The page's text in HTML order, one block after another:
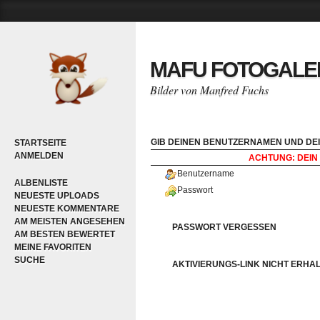
STARTSEITE
ANMELDEN
ALBENLISTE
NEUESTE UPLOADS
NEUESTE KOMMENTARE
AM MEISTEN ANGESEHEN
AM BESTEN BEWERTET
MEINE FAVORITEN
SUCHE
MAFU
Bilder von Manfred Fuchs
GIB DEINEN BENUTZERNAMEN UND
ACHTUNG: DEIN
Benutzername
Passwort
PASSWORT VERGESSEN
AKTIVIERUNGS-LINK NICHT